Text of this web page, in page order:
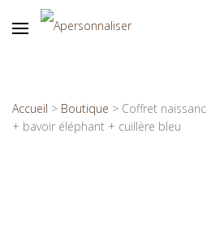
Accueil > Boutique > Coffret
+ bavoir éléphant + cuillère bleu